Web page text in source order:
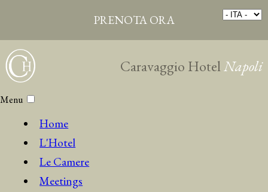
PRENOTA ORA
Caravaggio HotelNapoli
Menu
Home
L'Hotel
Le Camere
Meetings